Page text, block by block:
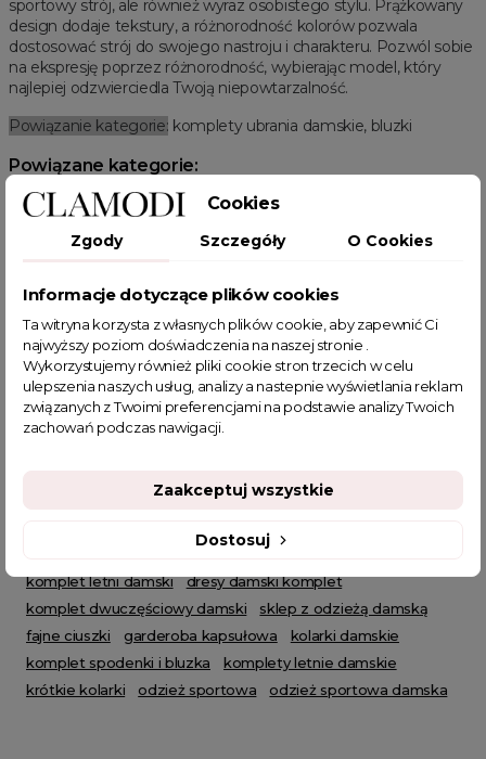
sportowy strój, ale również wyraz osobistego stylu. Prążkowany
design dodaje tekstury, a różnorodność kolorów pozwala
dostosować strój do swojego nastroju i charakteru. Pozwól sobie
na ekspresję poprzez różnorodność, wybierając model, który
najlepiej odzwierciedla Twoją niepowtarzalność.
Powiązanie kategorie: komplety ubrania damskie, bluzki
Powiązane kategorie:
Odzież damska Zobacz wszystkie produkty Clamodi
Komplety ubrania damskie
Wielka wyprzedaż
Komplety damskie
Komplety Fitnessowe
POWIĄZANE TAGI
komplet na wakacje
kompet damski
czarny prążkowany komplet
komplet letni damski
dresy damski komplet
komplet dwuczęściowy damski
sklep z odzieżą damską
fajne ciuszki
garderoba kapsułowa
kolarki damskie
komplet spodenki i bluzka
komplety letnie damskie
krótkie kolarki
odzież sportowa odzież sportowa damska
Cookies
Zgody Szczegóły O Cookies
Informacje dotyczące plików cookies
Ta witryna korzysta z własnych plików cookie, aby zapewnić Ci
najwyższy poziom doświadczenia na naszej stronie .
Wykorzystujemy również pliki cookie stron trzecich w celu
ulepszenia naszych usług, analizy a nastepnie wyświetlania reklam
związanych z Twoimi preferencjami na podstawie analizy Twoich
zachowań podczas nawigacji.
Dostosuj
Zaakceptuj wszystkie